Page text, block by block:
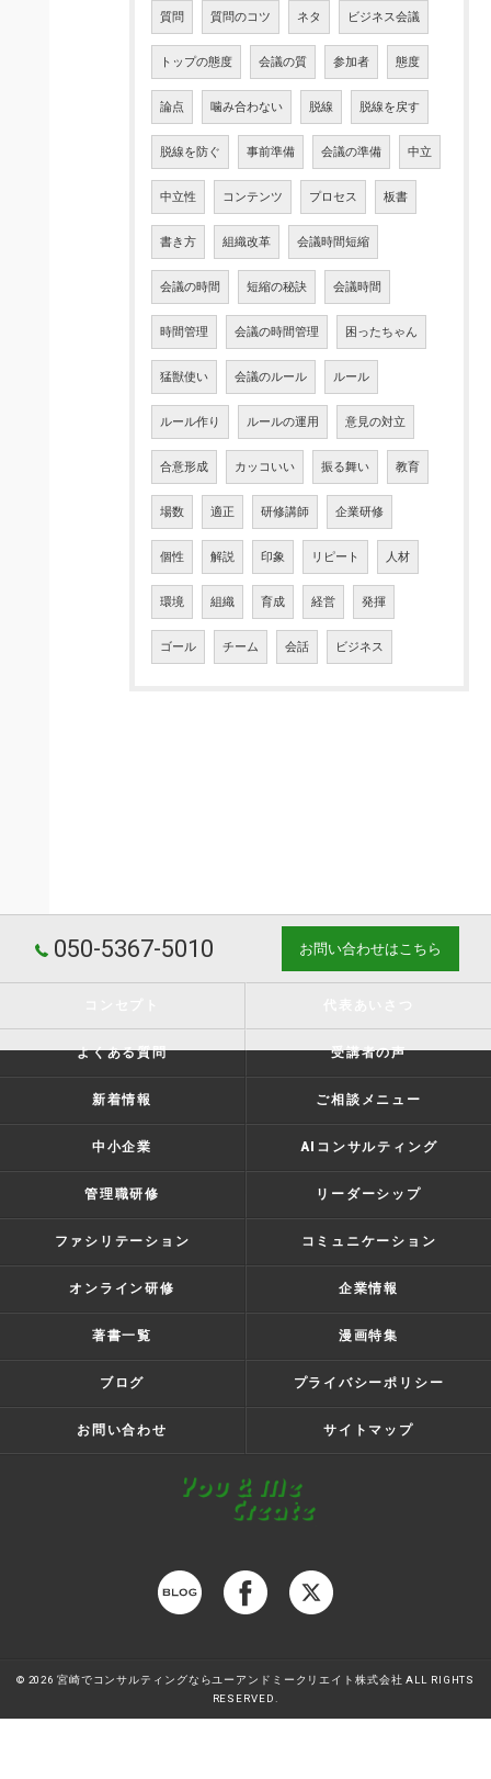
質問 質問のコツ ネタ ビジネス会議
トップの態度 会議の質 参加者 態度
論点 噛み合わない 脱線 脱線を戻す
脱線を防ぐ 事前準備 会議の準備 中立
中立性 コンテンツ プロセス 板書
書き方 組織改革 会議時間短縮
会議の時間 短縮の秘訣 会議時間
時間管理 会議の時間管理 困ったちゃん
猛獣使い 会議のルール ルール
ルール作り ルールの運用 意見の対立
合意形成 カッコいい 振る舞い 教育
場数 適正 研修講師 企業研修
個性 解説 印象 リピート 人材
環境 組織 育成 経営 発揮
ゴール チーム 会話 ビジネス
050-5367-5010 お問い合わせはこちら
よくある質問 受講者の声
新着情報 ご相談メニュー
中小企業 AIコンサルティング
管理職研修 リーダーシップ
ファシリテーション コミュニケーション
オンライン研修 企業情報
著書一覧 漫画特集
ブログ プライバシーポリシー
お問い合わせ サイトマップ
© 2026 宮崎でコンサルティングならユーアンドミークリエイト株式会社 ALL RIGHTS
RESERVED.